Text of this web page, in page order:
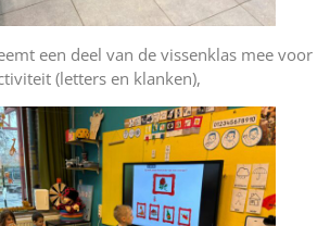
een deel van de vissenklas mee voor
(letters en klanken),